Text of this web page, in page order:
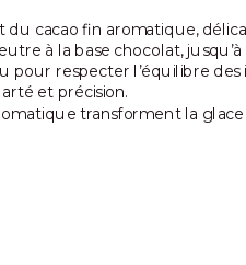
du cacao fin aromatique,
à la base chocolat,
respecter l’équilibre des
et précision.
transforment la glace